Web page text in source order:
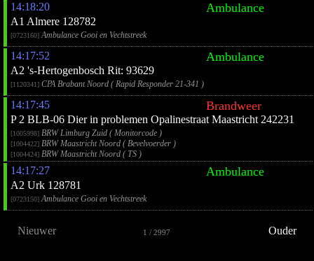
14:18:20 Ambulance
A1 Almere 128782
[0723160]Ambulance Gooi en Vechtstreek
14:17:52 Ambulance
A2 's-Hertogenbosch Rit: 93629
[1120341] CPA Brabant Noord ( Rapid Responder 21-341 )
14:17:45 Brandweer
P 2 BLB-06 Dier in problemen Opalinestraat Maastricht 242231
[1005998] BRW Limburg Zuid ( Monitorcode )
[1004422] BRW Maastricht Noord ( Bevelvoerder )
[1004424] BRW Maastricht Noord ( TS )
14:17:27 Ambulance
A2 Urk 128781
[0723150]Ambulance Gooi en Vechtstreek
Nieuwer 1 / 2997 Ouder